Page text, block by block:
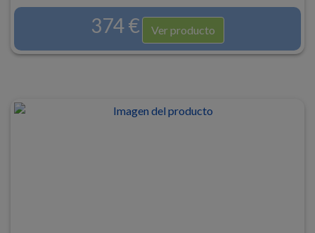
374 € Ver producto